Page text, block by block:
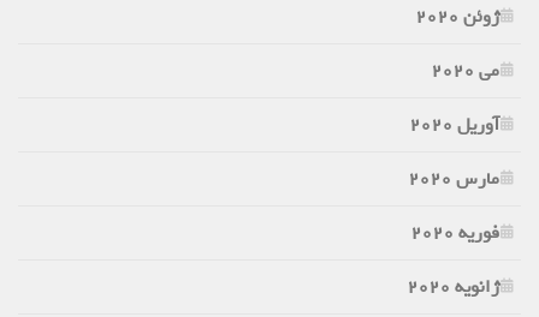
ژوئن 2020
می 2020
آوریل 2020
مارس 2020
فوریه 2020
ژانویه 2020